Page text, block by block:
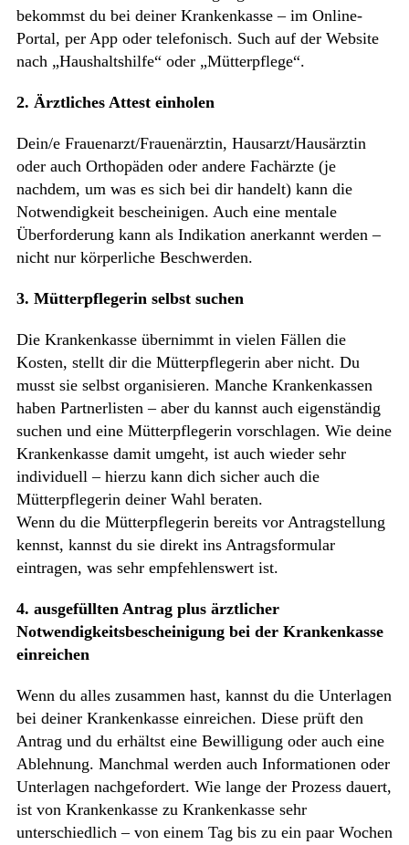
bekommst du bei deiner Krankenkasse – im Online-
Portal, per App oder telefonisch. Such auf der Website
nach „Haushaltshilfe“ oder „Mütterpflege“.
2. Ärztliches Attest einholen
Dein/e Frauenarzt/Frauenärztin, Hausarzt/Hausärztin
oder auch Orthopäden oder andere Fachärzte (je
nachdem, um was es sich bei dir handelt) kann die
Notwendigkeit bescheinigen. Auch eine mentale
Überforderung kann als Indikation anerkannt werden –
nicht nur körperliche Beschwerden.
3. Mütterpflegerin selbst suchen
Die Krankenkasse übernimmt in vielen Fällen die
Kosten, stellt dir die Mütterpflegerin aber nicht. Du
musst sie selbst organisieren. Manche Krankenkassen
haben Partnerlisten – aber du kannst auch eigenständig
suchen und eine Mütterpflegerin vorschlagen. Wie deine
Krankenkasse damit umgeht, ist auch wieder sehr
individuell – hierzu kann dich sicher auch die
Mütterpflegerin deiner Wahl beraten.
Wenn du die Mütterpflegerin bereits vor Antragstellung
kennst, kannst du sie direkt ins Antragsformular
eintragen, was sehr empfehlenswert ist.
4. ausgefüllten Antrag plus ärztlicher
Notwendigkeitsbescheinigung bei der Krankenkasse
einreichen
Wenn du alles zusammen hast, kannst du die Unterlagen
bei deiner Krankenkasse einreichen. Diese prüft den
Antrag und du erhältst eine Bewilligung oder auch eine
Ablehnung. Manchmal werden auch Informationen oder
Unterlagen nachgefordert. Wie lange der Prozess dauert,
ist von Krankenkasse zu Krankenkasse sehr
unterschiedlich – von einem Tag bis zu ein paar Wochen